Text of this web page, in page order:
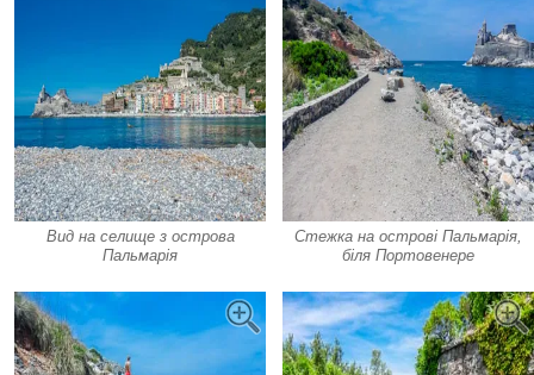
Вид на селище з острова
Пальмарія
Стежка на острові Пальмарія,
біля Портовенере